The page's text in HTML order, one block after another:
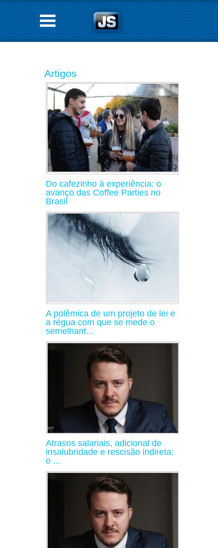
Artigos
Do cafezinho à experiência: o
avanço das Coffee Parties no
Brasil
A polêmica de um projeto de lei e
a régua com que se mede o
semelhant...
Atrasos salariais, adicional de
insalubridade e rescisão indireta:
o ...